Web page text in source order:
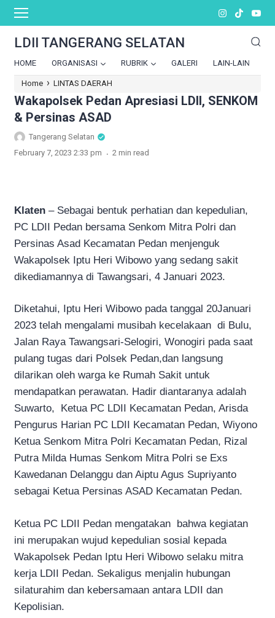
LDII TANGERANG SELATAN
HOME ORGANISASI RUBRIK GALERI LAIN-LAIN
Home › LINTAS DAERAH
Wakapolsek Pedan Apresiasi LDII, SENKOM
& Persinas ASAD
Tangerang Selatan
February 7, 2023 2:33 pm . 2 min read
Klaten – Sebagai bentuk perhatian dan kepedulian,
PC LDII Pedan bersama Senkom Mitra Polri dan
Persinas Asad Kecamatan Pedan menjenguk
Wakapolsek Iptu Heri Wibowo yang sedang sakit
dikediamannya di Tawangsari, 4 Januari 2023.
Diketahui, Iptu Heri Wibowo pada tanggal 20Januari
2023 telah mengalami musibah kecelakaan di Bulu,
Jalan Raya Tawangsari-Selogiri, Wonogiri pada saat
pulang tugas dari Polsek Pedan,dan langsung
dilarikan oleh warga ke Rumah Sakit untuk
mendapatkan perawatan. Hadir diantaranya adalah
Suwarto, Ketua PC LDII Kecamatan Pedan, Arisda
Pengurus Harian PC LDII Kecamatan Pedan, Wiyono
Ketua Senkom Mitra Polri Kecamatan Pedan, Rizal
Putra Milda Humas Senkom Mitra Polri se Exs
Kawedanan Delanggu dan Aiptu Agus Supriyanto
sebagai Ketua Persinas ASAD Kecamatan Pedan.
Ketua PC LDII Pedan mengatakan bahwa kegiatan
ini merupakan wujud kepedulian sosial kepada
Wakapolsek Pedan Iptu Heri Wibowo selaku mitra
kerja LDII Pedan. Sekaligus menjalin hubungan
silaturahim dan kebersamaan antara LDII dan
Kepolisian.